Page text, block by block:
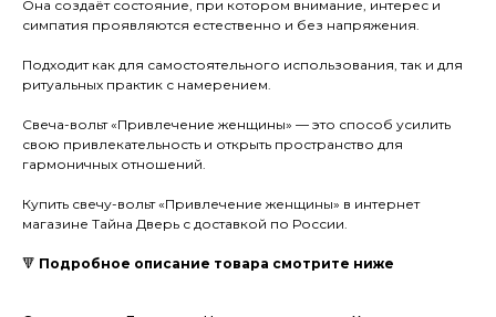
Она создаёт состояние, при котором внимание, интерес и
симпатия проявляются естественно и без напряжения.
Подходит как для самостоятельного использования, так и для
ритуальных практик с намерением.
Свеча-вольт «Привлечение женщины» — это способ усилить
свою привлекательность и открыть пространство для
гармоничных отношений.
Купить свечу-вольт «Привлечение женщины» в интернет
магазине Тайна Дверь с доставкой по России.
🔻 Подробное описание товара смотрите ниже